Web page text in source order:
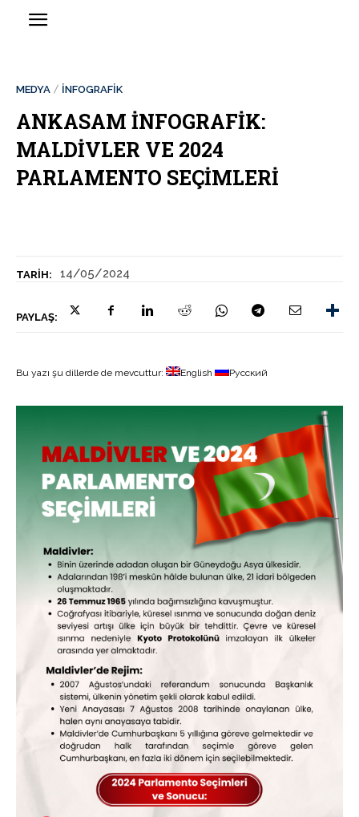
TARIH: 14/05/2024
PAYLAŞ:
MEDYA İNFOGRAFIK
ANKASAM İNFOGRAFİK:
MALDİVLER VE 2024
PARLAMENTO SEÇİMLERİ
Bu yazı şu dillerde de mevcuttur: English Русский